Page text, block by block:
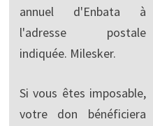
annuel d'Enbata à
l'adresse postale
indiquée. Milesker.
Si vous êtes imposable,
votre don bénéficiera